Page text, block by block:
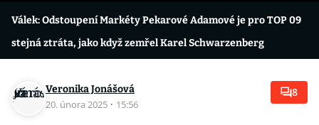
Válek: Odstoupení Markéty Pekarové Adamové je pro TOP 09
stejná ztráta, jako když zemřel Karel Schwarzenberg
Veronika Jonášová
20. února 2025 · 15:56
8